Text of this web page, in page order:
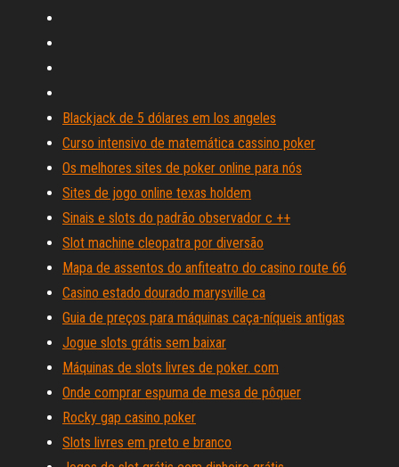
Blackjack de 5 dólares em los angeles
Curso intensivo de matemática cassino poker
Os melhores sites de poker online para nós
Sites de jogo online texas holdem
Sinais e slots do padrão observador c ++
Slot machine cleopatra por diversão
Mapa de assentos do anfiteatro do casino route 66
Casino estado dourado marysville ca
Guia de preços para máquinas caça-níqueis antigas
Jogue slots grátis sem baixar
Máquinas de slots livres de poker. com
Onde comprar espuma de mesa de pôquer
Rocky gap casino poker
Slots livres em preto e branco